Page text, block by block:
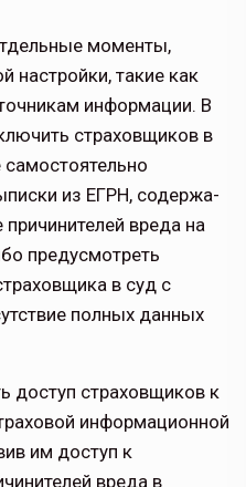
моменты,
настройки, такие как
информации. В
страховщиков в
из ЕГРН, содержа­
вреда на
предусмотреть
в суд с
полных данных
доступ страховщиков к
информаци­онной
им доступ к
вреда в